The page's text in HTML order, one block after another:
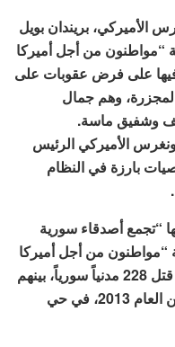
الأميركي، بريندان بويل
“مواطنون من أجل أميركا
فيها على فرض عقوبات على
وهم جمال
وشفيق ماسة.
الأميركي الرئيس
بارزة في النظام
“تجمع أصدقاء سورية
“مواطنون من أجل أميركا
آمنة”، وعُرض فيها مقطع فيديو يظهر قتل 228 مدنياً سورياً، بينهم
سبع نساء و12 طفلاً، في 16 نيسان من العام 2013، في حي